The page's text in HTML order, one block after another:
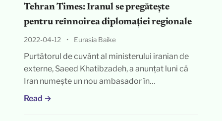
Tehran Times: Iranul se pregătește
pentru reînnoirea diplomației regionale
2022-04-12 • Eurasia Baike
Purtătorul de cuvânt al ministerului iranian de
externe, Saeed Khatibzadeh, a anunțat luni că
Iran numește un nou ambasador în…
Read →